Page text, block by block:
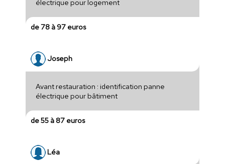
électrique pour logement
de 78 à 97 euros
Joseph
Avant restauration : identification panne
électrique pour bâtiment
de 55 à 87 euros
Léa